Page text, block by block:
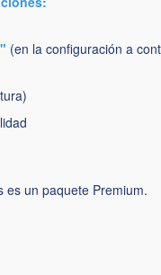
(en la configuración a
es un paquete Premium.